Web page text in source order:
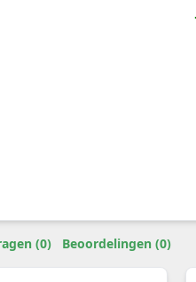
(0) Beoordelingen (0)